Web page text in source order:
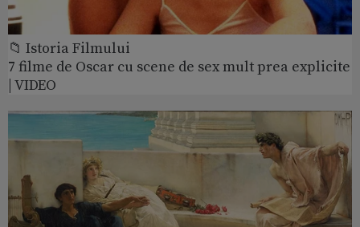
📁 Istoria Filmului
7 filme de Oscar cu scene de sex mult prea explicite
| VIDEO